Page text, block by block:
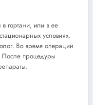
гортани, или в ее
условиях.
Во время операции
После процедуры